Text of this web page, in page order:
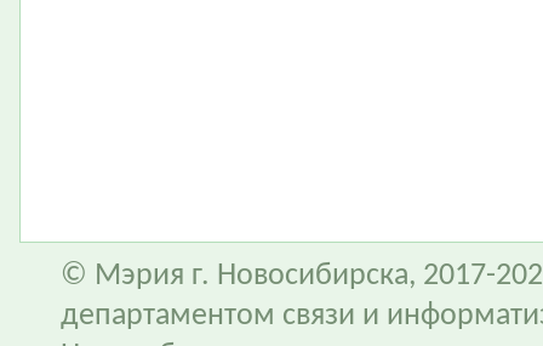
© Мэрия г. Новосибирска, 2017-
департаментом связи и